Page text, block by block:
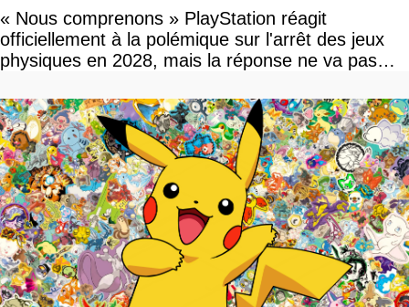
« Nous comprenons » PlayStation réagit
officiellement à la polémique sur l'arrêt des jeux
physiques en 2028, mais la réponse ne va pas